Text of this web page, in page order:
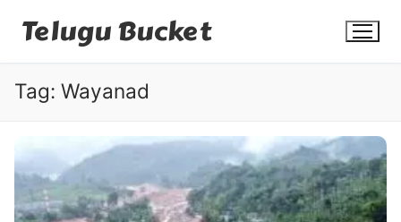
Telugu Bucket
Quotes
Tag: Wayanad